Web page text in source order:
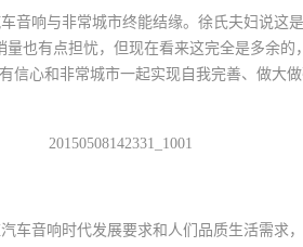
音响与非常城市终能结缘。徐氏夫妇说这
也有点担忧，但现在看来这完全是多余
信心和非常城市一起实现自我完善、做大
车音响时代发展要求和人们品质生活需求